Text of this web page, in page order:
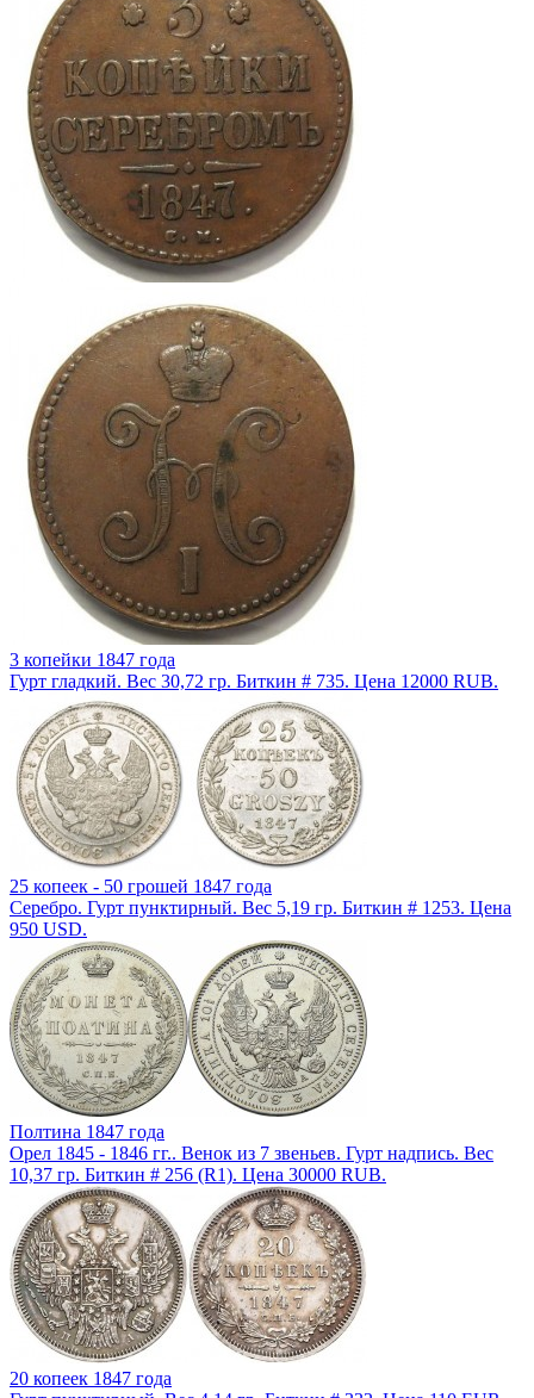
3 копейки 1847 года
Гурт гладкий. Вес 30,72 гр. Биткин # 735. Цена 12000 RUB.
25 копеек - 50 грошей 1847 года
Серебро. Гурт пунктирный. Вес 5,19 гр. Биткин # 1253. Цена
950 USD.
Полтина 1847 года
Орел 1845 - 1846 гг.. Венок из 7 звеньев. Гурт надпись. Вес
10,37 гр. Биткин # 256 (R1). Цена 30000 RUB.
20 копеек 1847 года